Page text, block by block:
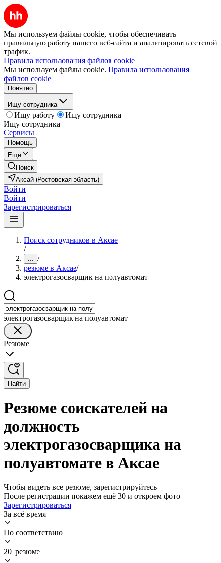
Мы используем файлы cookie, чтобы обеспечивать
правильную работу нашего веб-сайта и анализировать сетевой
трафик.
Правила использования файлов cookie
Мы используем файлы cookie. Правила использования
файлов cookie
Понятно
Ищу сотрудника
Ищу работу
Ищу сотрудника
Ищу сотрудника
Сервисы
Помощь
Ещё
Поиск
Аксай (Ростовская область)
Войти
Войти
Зарегистрироваться
Поиск сотрудников в Аксае
/
... /
резюме в Аксае/
электрогазосварщик на полуавтомат
электрогазосварщик на полуавтомат
Резюме
Найти
Резюме соискателей на
должность
электрогазосварщика на
полуавтомате в Аксае
Чтобы видеть все резюме, зарегистрируйтесь
После регистрации покажем ещё 30 и откроем фото
Зарегистрироваться
За всё время
По соответствию
20 резюме